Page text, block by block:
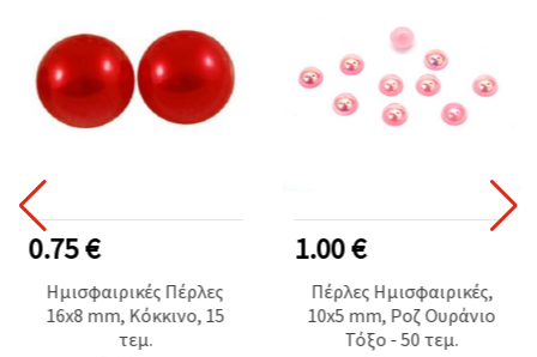
0.75 €
Ημισφαιρικές Πέρλες
16x8 mm, Κόκκινο, 15
τεμ.
1.00 €
Πέρλες Ημισφαιρικές,
10x5 mm, Ροζ Ουράνιο
Τόξο - 50 τεμ.